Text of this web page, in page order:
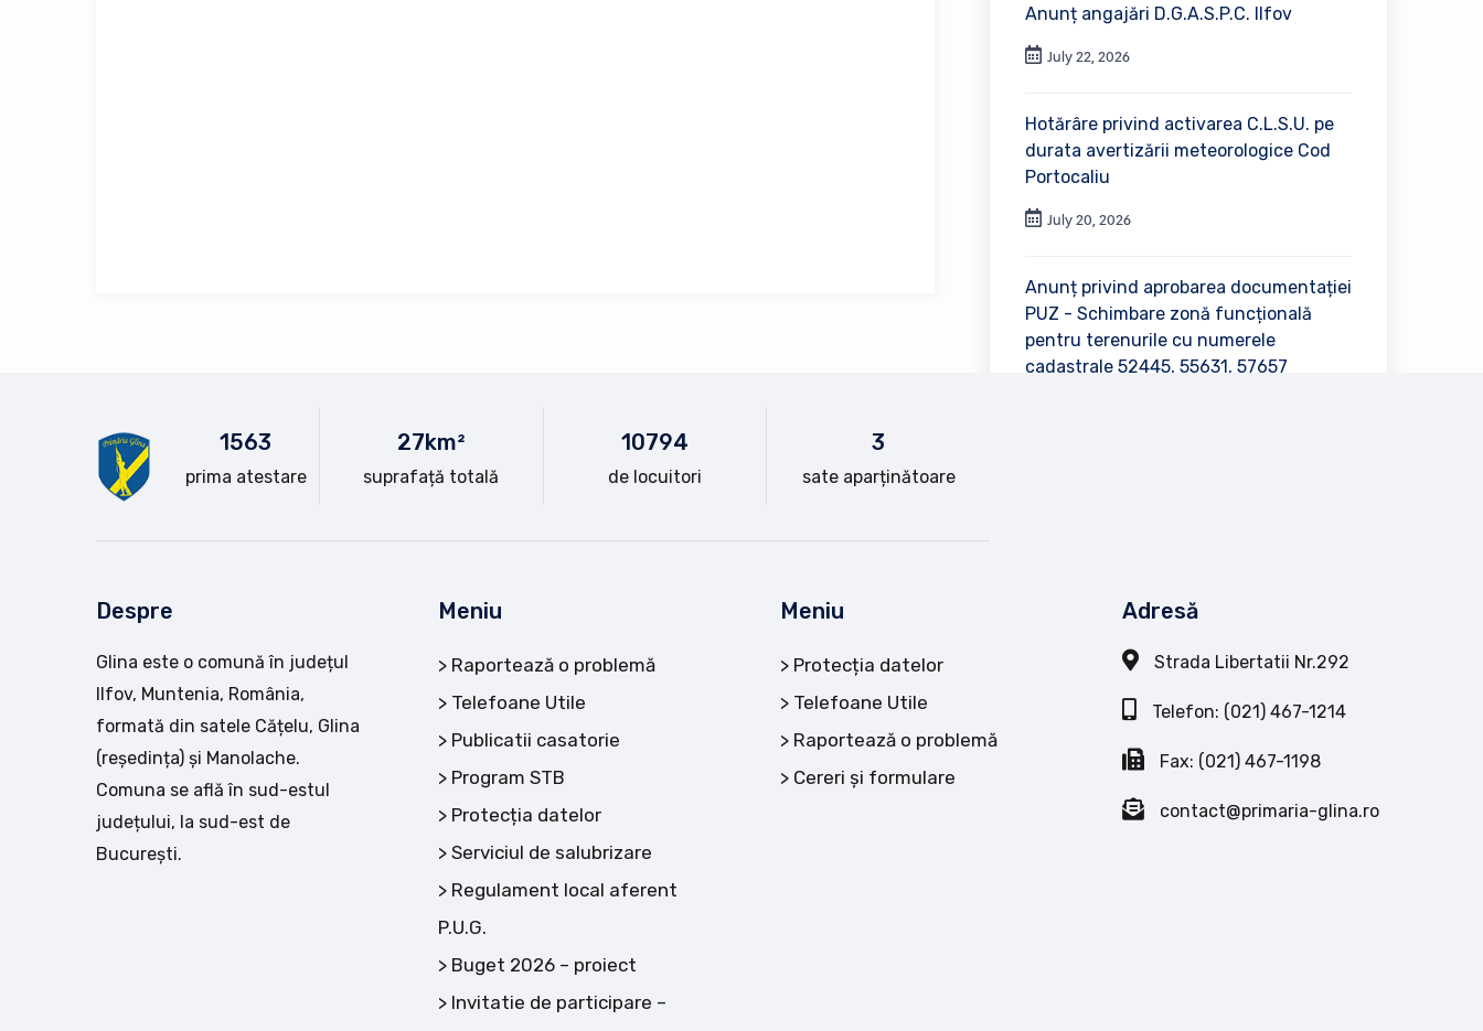
Anunț angajări D.G.A.S.P.C. Ilfov
July 22, 2026
Hotărâre privind activarea C.L.S.U. pe
durata avertizării meteorologice Cod
Portocaliu
July 20, 2026
Anunț privind aprobarea documentației
PUZ - Schimbare zonă funcțională
pentru terenurile cu numerele
cadastrale 52445, 55631, 57657
1563
prima atestare
28km²
suprafață totală
10794
de locuitori
3
sate aparținătoare
Despre
Glina este o comună în județul
Ilfov, Muntenia, România,
formată din satele Cățelu, Glina
(reședința) și Manolache.
Comuna se află în sud-estul
județului, la sud-est de
București.
Meniu
Raportează o problemă
Telefoane Utile
Publicatii casatorie
Program STB
Protecția datelor
Serviciul de salubrizare
Regulament local aferent
P.U.G.
Buget 2026 – proiect
Invitatie de participare –
Meniu
Protecția datelor
Telefoane Utile
Raportează o problemă
Cereri și formulare
Adresă
Strada Libertatii Nr.292
Telefon: (021) 467-1214
Fax: (021) 467-1198
contact@primaria-glina.ro